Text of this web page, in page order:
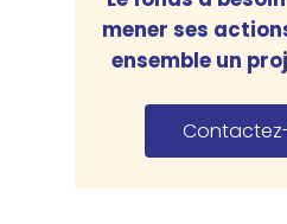
mener ses
ensemble un